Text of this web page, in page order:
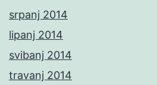
srpanj 2014
lipanj 2014
svibanj 2014
travanj 2014